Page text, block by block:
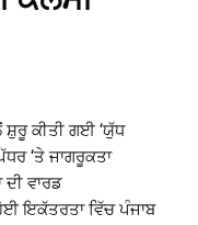
ਕੀਤੀ ਗਈ ‘ਯੁੱਧ
‘ਤੇ ਜਾਗਰੂਕਤਾ
ਵਾਰਡ
ਹੋਈ ਇਕੱਤਰਤਾ ਵਿੱਚ ਪੰਜਾਬ